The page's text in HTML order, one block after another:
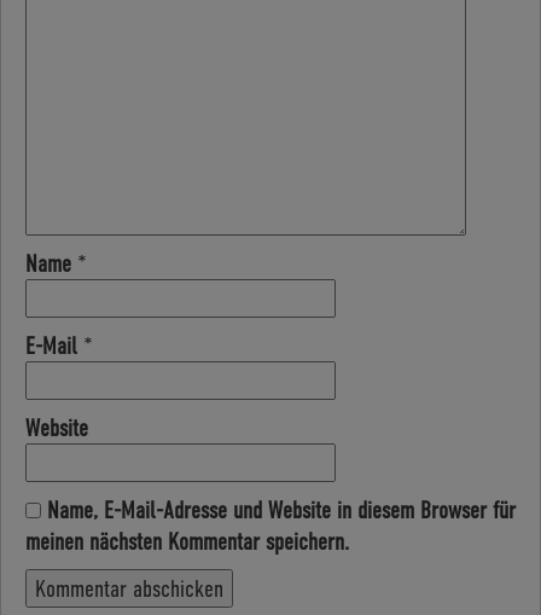
Name *
E-Mail *
Website
Name, E-Mail-Adresse und Website in diesem Browser für
meinen nächsten Kommentar speichern.